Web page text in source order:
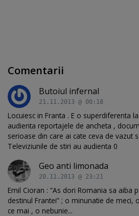
Comentarii
Butoiul infernal
21.11.2013 @ 00:18
Locuiesc in Franta . E o superdiferenta
audienta reportajele de ancheta ,
serioase din care ai cate ceva de vazut
Televiziunile de stiri au audienta 0
Geo anti limonada
20.11.2013 @ 23:21
Emil Cioran : ”As dori Romania sa aiba
destinul Frantei” ; o minunatie de meci,
ce mai , o nebunie...